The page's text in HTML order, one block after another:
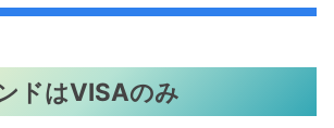
ドはVISAのみ